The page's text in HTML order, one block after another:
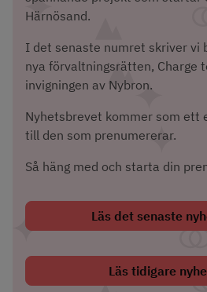
Härnösand.
I det senaste numret skriver vi
nya förvaltningsrätten, Charge
invigningen av Nybron.
Nyhetsbrevet kommer som ett
till den som prenumererar.
Så häng med och starta din
Läs det senaste
Läs tidigare